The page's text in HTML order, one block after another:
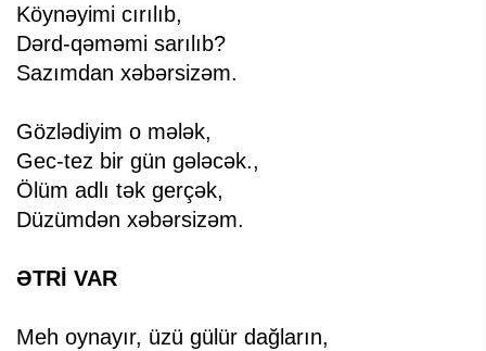
Köynəyimi cırılıb,
Dərd-qəməmi sarılıb?
Sazımdan xəbərsizəm.
Gözlədiyim o mələk,
Gec-tez bir gün gələcək.,
Ölüm adlı tək gerçək,
Düzümdən xəbərsizəm.
ƏTRİ VAR
Meh oynayır, üzü gülür dağların,